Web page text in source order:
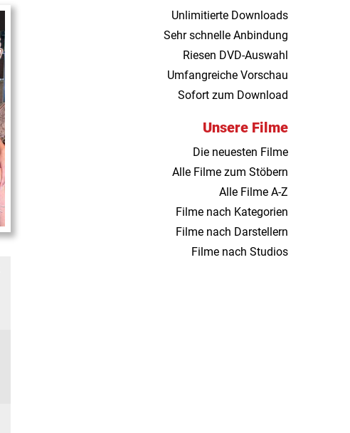
Unlimitierte Downloads
Sehr schnelle Anbindung
Riesen DVD-Auswahl
Umfangreiche Vorschau
Sofort zum Download
Unsere Filme
Die neuesten Filme
Alle Filme zum Stöbern
Alle Filme A-Z
Filme nach Kategorien
Filme nach Darstellern
Filme nach Studios